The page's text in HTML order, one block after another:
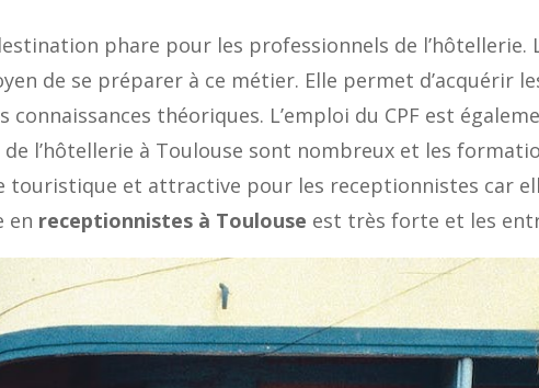
phare pour les professionnels de
de se préparer à ce métier. Elle permet d’acquérir
connaissances théoriques. L’emploi du CPF est
l’hôtellerie à Toulouse sont nombreux et les
touristique et attractive pour les receptionnistes car
en receptionnistes à Toulouse est très forte et les